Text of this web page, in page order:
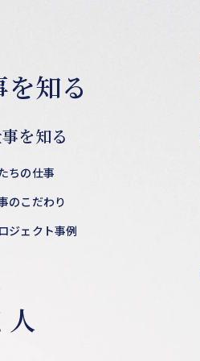
知る
を知る
ちの仕事
のこだわり
ジェクト事例
人